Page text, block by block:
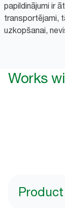
papildinājumi ir
transportējami,
uzkopšanai,
Works